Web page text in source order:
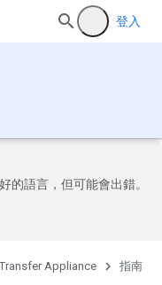
登入
的語言，但可能會出錯。
Transfer Appliance 指南